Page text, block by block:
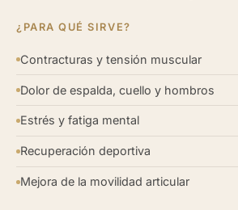
¿PARA QUÉ SIRVE?
Contracturas y tensión muscular
Dolor de espalda, cuello y hombros
Estrés y fatiga mental
Recuperación deportiva
Mejora de la movilidad articular